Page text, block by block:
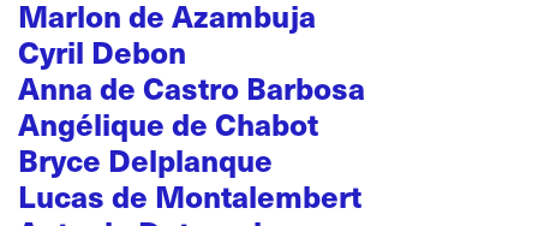
Marlon de Azambuja
Cyril Debon
Anna de Castro Barbosa
Angélique de Chabot
Bryce Delplanque
Lucas de Montalembert